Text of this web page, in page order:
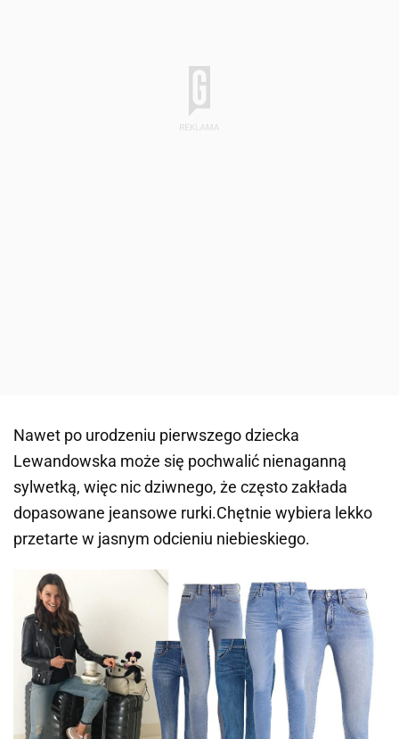
Nawet po urodzeniu pierwszego dziecka
Lewandowska może się pochwalić nienaganną
sylwetką, więc nic dziwnego, że często zakłada
dopasowane jeansowe rurki.Chętnie wybiera lekko
przetarte w jasnym odcieniu niebieskiego.